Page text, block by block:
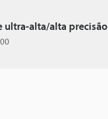
ultra-alta/alta precisão